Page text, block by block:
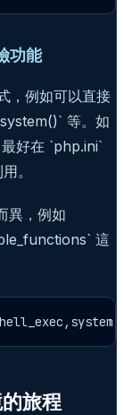
功能
，例如可以直接
等。如
好在 `php.ini`
。
異，例如
這
旅程